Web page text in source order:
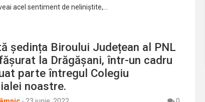
acel sentiment de neliniștite,…
ședința Biroului Județean al PNL
la Drăgășani, într-un cadru
parte întregul Colegiu
noastre.